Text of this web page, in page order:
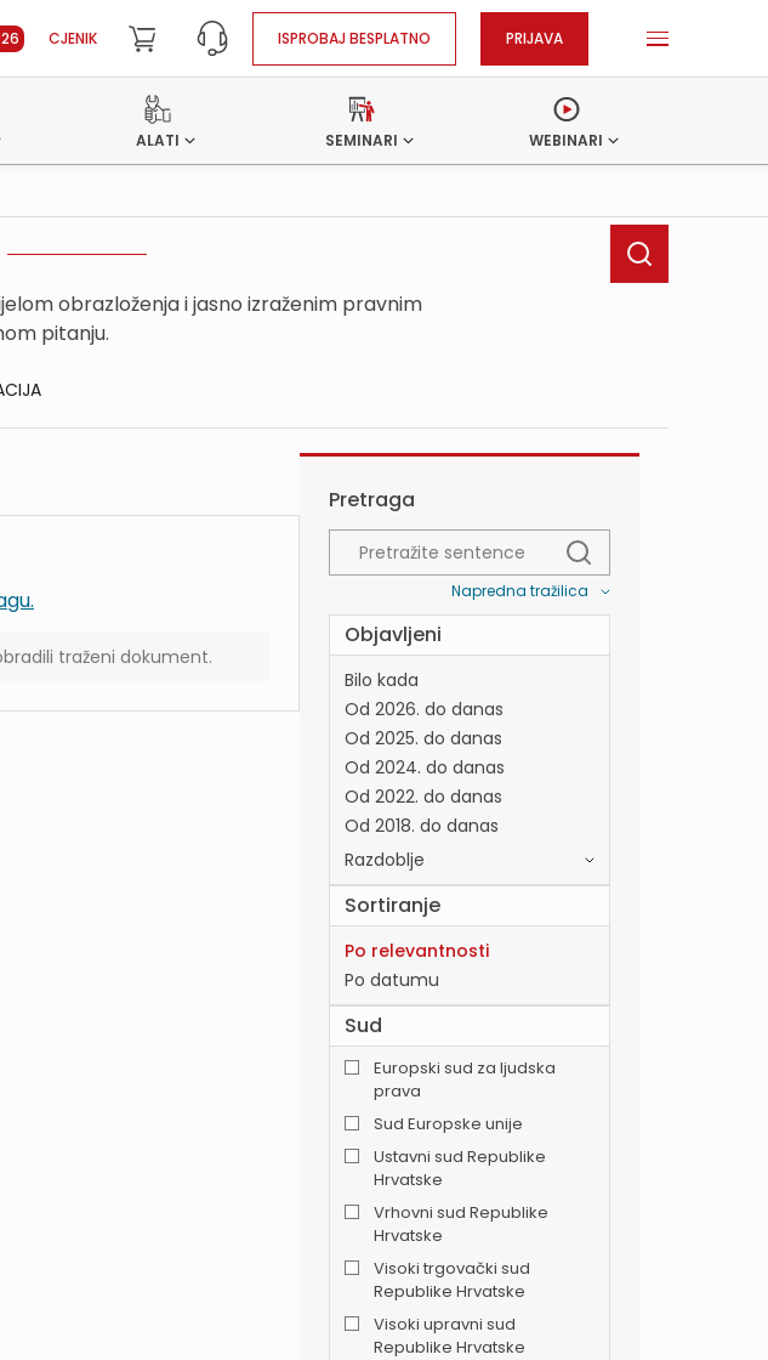
CJENIK ISPROBAJ BESPLATNO PRIJAVA
ALATI SEMINARI WEBINARI
obrazloženja i jasno izraženim pravnim
pitanju.
traženi dokument.
Pretraga
Napredna tražilica
Objavljeni
Bilo kada
Od 2026. do danas
Od 2025. do danas
Od 2024. do danas
Od 2022. do danas
Od 2018. do danas
Razdoblje
Sortiranje
Po relevantnosti
Po datumu
Sud
Europski sud za ljudska
prava
Sud Europske unije
Ustavni sud Republike
Hrvatske
Vrhovni sud Republike
Hrvatske
Visoki trgovački sud
Republike Hrvatske
Visoki upravni sud
Republike Hrvatske